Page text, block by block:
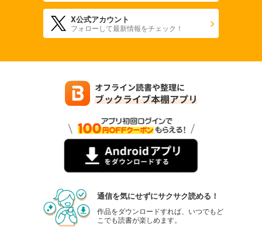
X公式アカウント
フォローして最新情報をチェック！
通信を気にせずにサクサク読める！
作品をダウンロードすれば、いつでもど
こでも読書が楽しめます。